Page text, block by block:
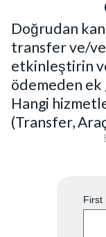
Doğrudan
transfer ve/
etkinleştirin
ödemeden
Hangi
(Transfer,